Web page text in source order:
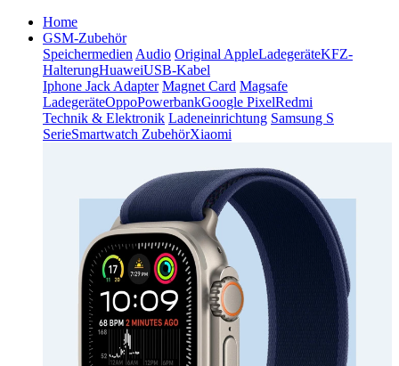
Home
GSM-Zubehör
Speichermedien Audio Original AppleLadegeräteKFZ-
HalterungHuaweiUSB-Kabel
Iphone Jack Adapter Magnet Card Magsafe
LadegeräteOppoPowerbankGoogle PixelRedmi
Technik & Elektronik Ladeneinrichtung Samsung S
SerieSmartwatch ZubehörXiaomi